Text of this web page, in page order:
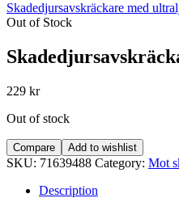
Skadedjursavskräckare med
Out of Stock
229 kr
Out of stock
Compare Add to wishlist
SKU: 71639488 Category: Mot
Description